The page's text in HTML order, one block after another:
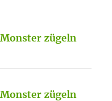
Monster zügeln
Monster zügeln